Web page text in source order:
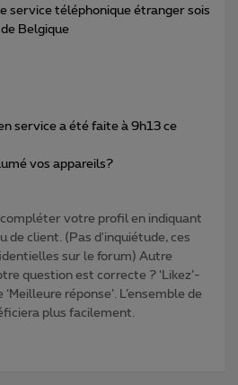
service téléphonique étranger sois
Belgique
service a été faite à 9h13 ce
vos appareils?
votre profil en indiquant
de client. (Pas d'inquiétude, ces
sur le forum) Autre
question est correcte ? ‘Likez’-
réponse’. L’ensemble de
plus facilement.